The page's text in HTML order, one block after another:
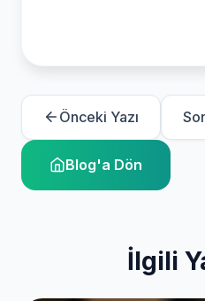
Önceki Yazı
Blog'a Dön
İlgili